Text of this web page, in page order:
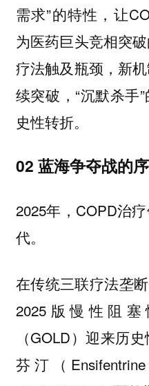
需求”的特性，让
为医药巨头竞相突
疗法触及瓶颈，新
续突破，“沉默杀手
史性转折。
02 蓝海争夺战的
2025年，COPD治
代。
在传统三联疗法垄
2025版慢性阻
（GOLD）迎来历
芬汀（